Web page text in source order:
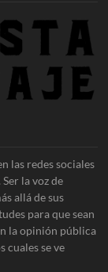
las redes sociales
la voz de
allá de sus
para que sean
la opinión pública
cuales se ve